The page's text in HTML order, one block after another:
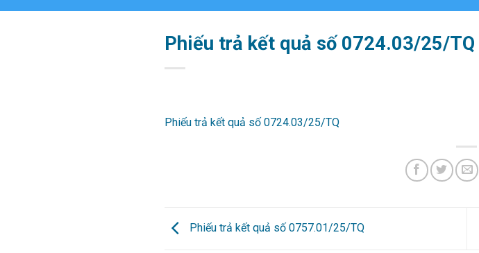
Phiếu trả kết quả số 0724.03/25/TQ
Phiếu trả kết quả số 0724.03/25/TQ
Phiếu trả kết quả số 0757.01/25/TQ